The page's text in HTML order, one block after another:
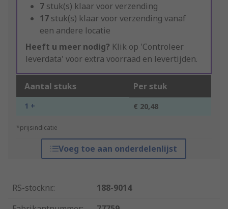
7 stuk(s) klaar voor verzending
17 stuk(s) klaar voor verzending vanaf
een andere locatie
Heeft u meer nodig? Klik op 'Controleer
leverdata' voor extra voorraad en levertijden.
Aantal stuks Per stuk
1 + € 20,48
*prijsindicatie
Voeg toe aan onderdelenlijst
RS-stocknr.:
188-9014